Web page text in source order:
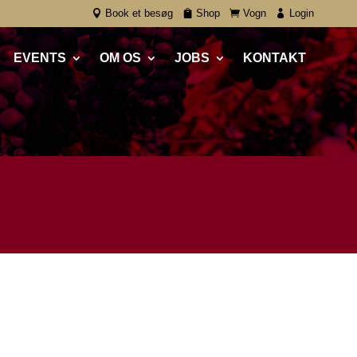
Book et besøg Shop Vogn Login
EVENTS OM OS JOBS KONTAKT